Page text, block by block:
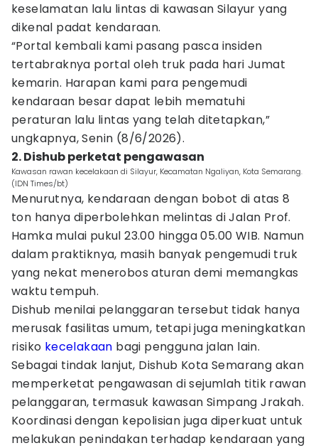
keselamatan lalu lintas di kawasan Silayur yang
dikenal padat kendaraan.
“Portal kembali kami pasang pasca insiden
tertabraknya portal oleh truk pada hari Jumat
kemarin. Harapan kami para pengemudi
kendaraan besar dapat lebih mematuhi
peraturan lalu lintas yang telah ditetapkan,”
ungkapnya, Senin (8/6/2026).
2. Dishub perketat pengawasan
Kawasan rawan kecelakaan di Silayur, Kecamatan Ngaliyan, Kota Semarang.
(IDN Times/bt)
Menurutnya, kendaraan dengan bobot di atas 8
ton hanya diperbolehkan melintas di Jalan Prof.
Hamka mulai pukul 23.00 hingga 05.00 WIB. Namun
dalam praktiknya, masih banyak pengemudi truk
yang nekat menerobos aturan demi memangkas
waktu tempuh.
Dishub menilai pelanggaran tersebut tidak hanya
merusak fasilitas umum, tetapi juga meningkatkan
risiko kecelakaan bagi pengguna jalan lain.
Sebagai tindak lanjut, Dishub Kota Semarang akan
memperketat pengawasan di sejumlah titik rawan
pelanggaran, termasuk kawasan Simpang Jrakah.
Koordinasi dengan kepolisian juga diperkuat untuk
melakukan penindakan terhadap kendaraan yang